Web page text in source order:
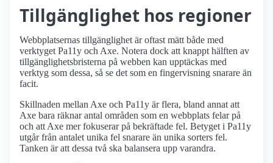
Tillgänglighet hos regioner
Webbplatsernas tillgänglighet är oftast mätt både med
verktyget Pa11y och Axe. Notera dock att knappt hälften av
tillgänglighetsbristerna på webben kan upptäckas med
verktyg som dessa, så se det som en fingervisning snarare än
facit.
Skillnaden mellan Axe och Pa11y är flera, bland annat att
Axe bara räknar antal områden som en webbplats felar på
och att Axe mer fokuserar på bekräftade fel. Betyget i Pa11y
utgår från antalet unika fel snarare än unika sorters fel.
Tanken är att dessa två ska balansera upp varandra.